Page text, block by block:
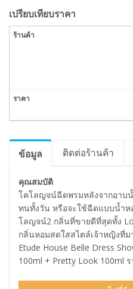
เปรียบเทียบราคา
ข้อมูล ติดต่อร้านค้า
คุณสมบัติ
โคโลญจน์ฉีดพรมหลังจากอาบ
ทนทั้งวัน หรือจะใช้ฉีดแบบน้ำห
โลญจน์2 กลิ่นที่ขายดีที่สุดทั้ง
กลิ่นหอมสดใสสไตล์เจ้าหญิงที่
Etude House Belle Dress
100ml + Pretty Look 100ml